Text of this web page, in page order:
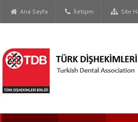
Ana Sayfa İletişim Site